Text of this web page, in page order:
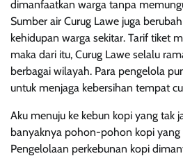
dimanfaatkan warga tanpa
Sumber air Curug Lawe juga
kehidupan warga sekitar. Tarif tiket
maka dari itu, Curug Lawe selalu
berbagai wilayah. Para pengelola
untuk menjaga kebersihan tempat
Aku menuju ke kebun kopi yang tak
banyaknya pohon-pohon kopi yang
Pengelolaan perkebunan kopi